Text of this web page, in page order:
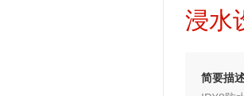
浸水
简要描